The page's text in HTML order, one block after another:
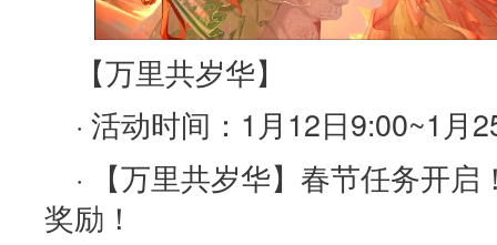
【万里共岁华】
· 活动时间：1月12日9:00~1月
· 【万里共岁华】春节任务开
奖励！